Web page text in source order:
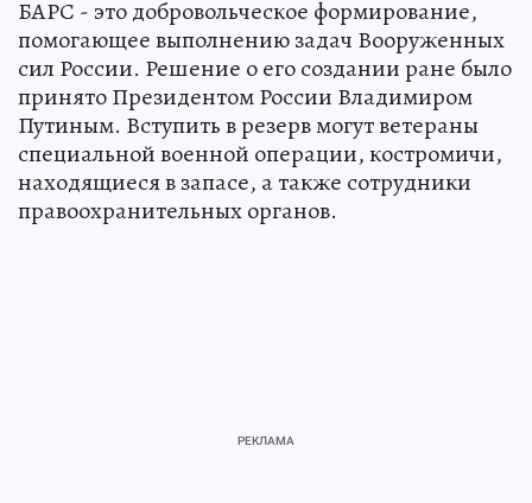
БАРС - это добровольческое формирование,
помогающее выполнению задач Вооруженных
сил России. Решение о его создании ране было
принято Президентом России Владимиром
Путиным. Вступить в резерв могут ветераны
специальной военной операции, костромичи,
находящиеся в запасе, а также сотрудники
правоохранительных органов.